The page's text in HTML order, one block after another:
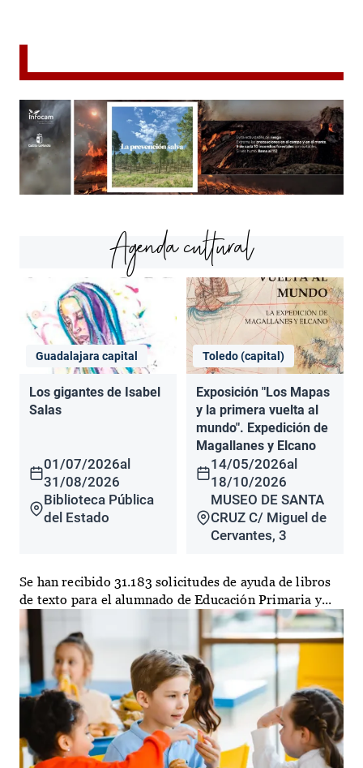
Agenda cultural
Guadalajara capital
Los gigantes de Isabel
Salas
01/07/2026al
31/08/2026
Biblioteca Pública
del Estado
Toledo (capital)
Exposición "Los Mapas
y la primera vuelta al
mundo". Expedición de
Magallanes y Elcano
14/05/2026al
18/10/2026
MUSEO DE SANTA
CRUZ C/ Miguel de
Cervantes, 3
Se han recibido 31.183 solicitudes de ayuda de libros
de texto para el alumnado de Educación Primaria y...